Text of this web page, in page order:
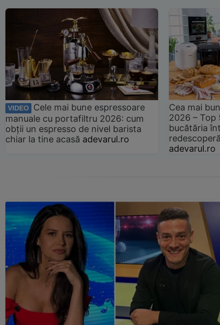
VIDEO
Cele mai bune espressoare
manuale cu portafiltru 2026: cum
obții un espresso de nivel barista
chiar la tine acasă adevarul.ro
Cea mai
2026 –
bucătăria
adevarul.ro